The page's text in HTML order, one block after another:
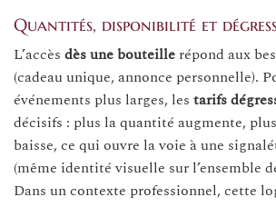
Quantités, disponibilité et
L’accès dès une bouteille répond aux
(cadeau unique, annonce personnelle).
événements plus larges, les tarifs
décisifs : plus la quantité augmente,
baisse, ce qui ouvre la voie à une
(même identité visuelle sur l’ensemble
Dans un contexte professionnel, cette